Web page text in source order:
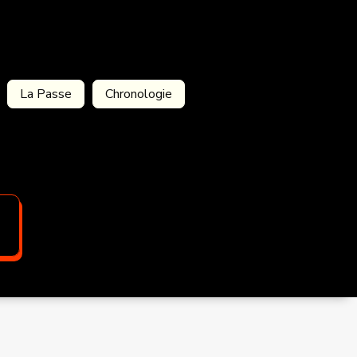
La Passe Chronologie